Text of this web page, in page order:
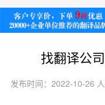
找翻译公
发布时间：2022-10-26